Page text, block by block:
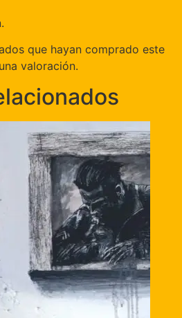
que hayan comprado este
valoración.